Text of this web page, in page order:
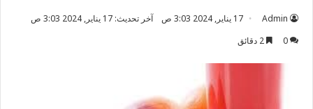
Admin 17 يناير, 2024 3:03 ص
آخر تحديث: 17 يناير, 2024 3:03 ص
0